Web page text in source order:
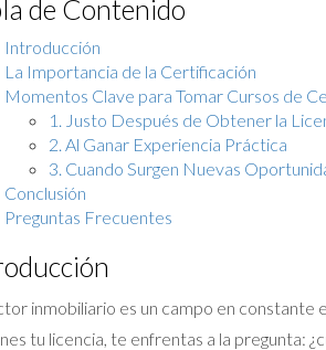
de Contenido
Introducción
La Importancia de la Certificación
Momentos Clave para Tomar Cursos de
1. Justo Después de Obtener la
2. Al Ganar Experiencia Práctica
3. Cuando Surgen Nuevas
Conclusión
Preguntas Frecuentes
inmobiliario es un campo en
tu licencia, te enfrentas a la pregunta: